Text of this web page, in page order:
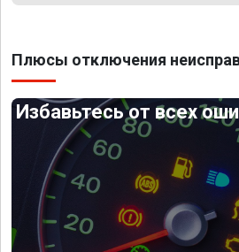
Плюсы отключения
Избавьтесь от всех